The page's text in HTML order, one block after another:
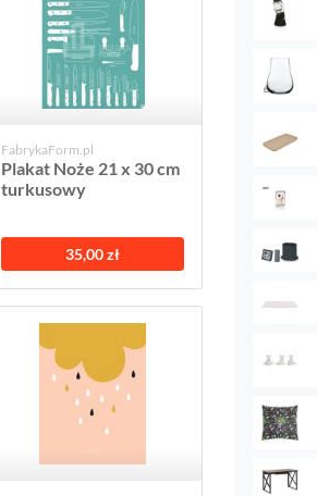
FabrykaForm.pl
Plakat Noże 21 x 30 cm
turkusowy
35,00 zł